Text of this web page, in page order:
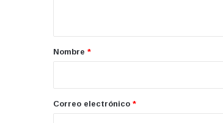
r
*
Nombre *
Correo electrónico *